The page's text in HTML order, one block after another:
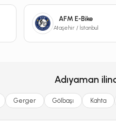
AFM E-Bike
Ataşehir / İstanbul
Adıyaman
Gerger Gölbaşı Kahta